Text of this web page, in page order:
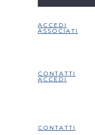
ACCEDI
CONTATTI
ASSOCIATI
ACCEDI
CONTATTI